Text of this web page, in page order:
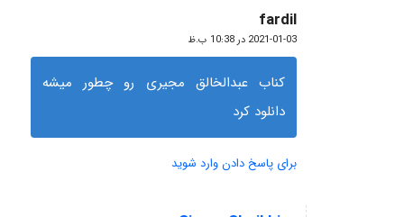
fardil
گفته:
2021-01-03 در 10:38 ب.ظ
کناب عبدالخالق مجیری رو چطور میشه
دانلود کرد
برای پاسخ دادن وارد شوید